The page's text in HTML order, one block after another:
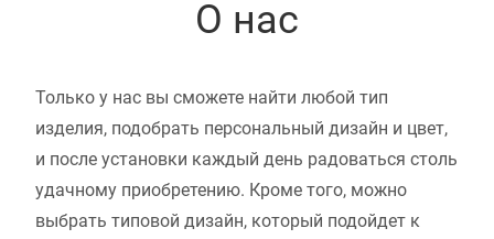
О нас
Только у нас вы сможете найти любой тип
изделия, подобрать персональный дизайн и цвет,
и после установки каждый день радоваться столь
удачному приобретению. Кроме того, можно
выбрать типовой дизайн, который подойдет к